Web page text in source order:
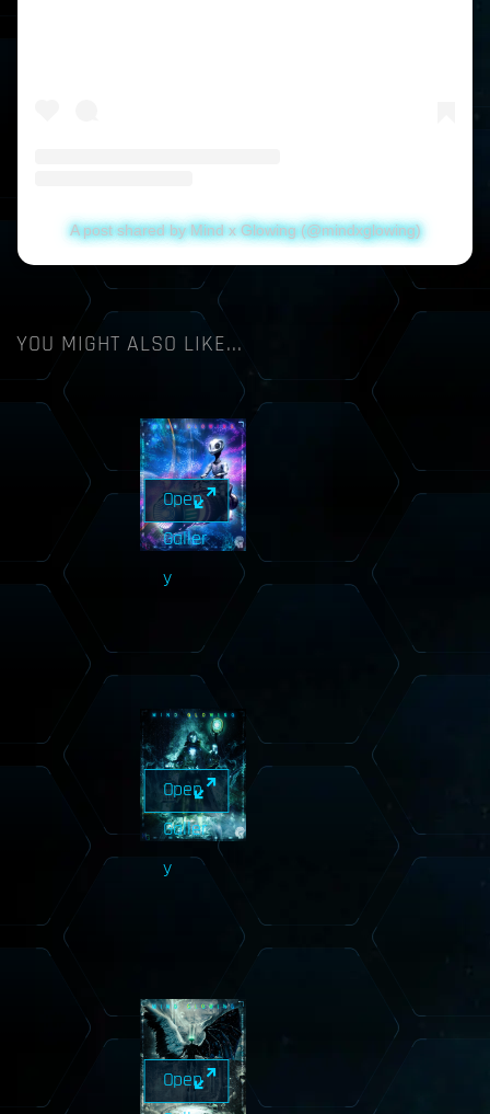
A post shared by Mind x Glowing (@mindxglowing)
YOU MIGHT ALSO LIKE...
Open
Galler
y
Open
Galler
y
Open